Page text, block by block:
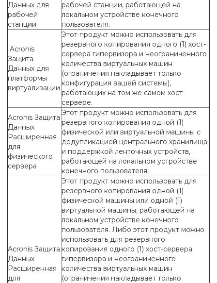
Данных для
рабочей
станции
рабочей станции, работающей на
локальном устройстве конечного
пользователя.
Acronis
Защита
Данных для
платформы
виртуализации
Этот продукт можно использовать для
резервного копирования одного (1) хост-
сервера гипервизора и неограниченного
количества виртуальных машин
(ограничения накладывает только
конфигурация вашей системы),
работающих на том же самом хост-
сервере.
Acronis Защита
Данных
Расширенная
для
физического
сервера
Этот продукт можно использовать для
резервного копирования одной (1)
физической или виртуальной машины с
дедупликацией центрального хранилища
и поддержкой ленточных устройств,
работающей на локальном устройстве
конечного пользователя.
Acronis Защита
Данных
Расширенная
для
Этот продукт можно использовать для
резервного копирования одной (1)
физической машины или одной (1)
виртуальной машины, работающей на
локальном устройстве конечного
пользователя. Либо этот продукт можно
использовать для резервного
копирования одного (1) хост-сервера
гипервизора и неограниченного
количества виртуальных машин
(ограничения накладывает только